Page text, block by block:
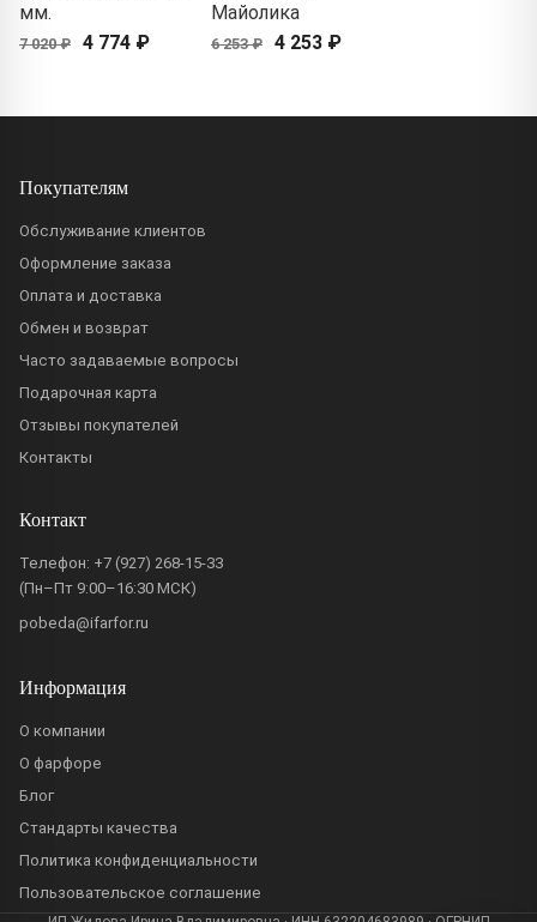
мм.
7 020 ₽ 4 774 ₽
Майолика
6 253 ₽ 4 253 ₽
Покупателям
Обслуживание клиентов
Оформление заказа
Оплата и доставка
Обмен и возврат
Часто задаваемые вопросы
Подарочная карта
Отзывы покупателей
Контакты
Контакт
Телефон: +7 (927) 268-15-33
(Пн–Пт 9:00–16:30 МСК)
pobeda@ifarfor.ru
Информация
О компании
О фарфоре
Блог
Стандарты качества
Политика конфиденциальности
Пользовательское соглашение